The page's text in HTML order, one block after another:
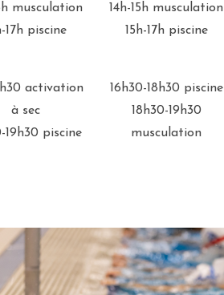
musculation
17h piscine
14h-15h musculation
15h-17h piscine
activation
à sec
19h30 piscine
16h30-18h30 piscine
18h30-19h30
musculation